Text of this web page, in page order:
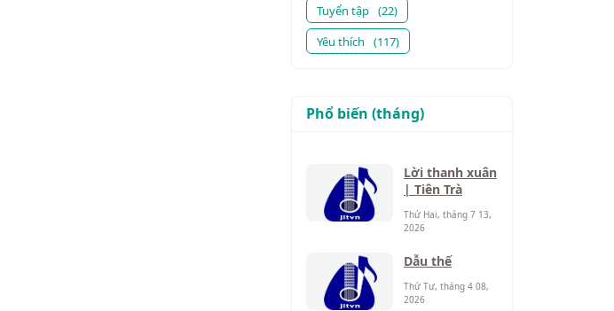
Tuyển tập (22)
Yêu thích
(117)
Phổ biến (tháng)
Lời thanh xuân
| Tiên Trà
Thứ Hai, tháng 7 13,
2026
Dẫu thế
Thứ Tư, tháng 4 08,
2026